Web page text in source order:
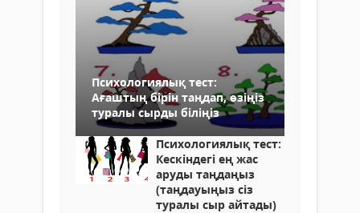
Психологиялық тест:
Ағаштың бірін таңдап, өзіңіз
туралы сырды біліңіз
Психологиялық тест:
Кескіндегі ең жас
аруды таңдаңыз
(таңдауыңыз сіз
туралы сыр айтады)